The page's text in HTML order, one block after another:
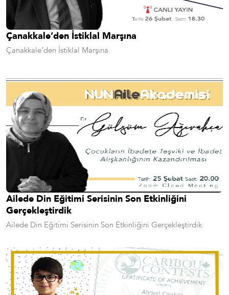
Çanakkale’den İstiklal Marşına
Çanakkale’den İstiklal Marşına
Ailede Din Eğitimi Serisinin Son Etkinliğini
Gerçekleştirdik
Ailede Din Eğitimi Serisinin Son Etkinliğini Gerçekleştirdik